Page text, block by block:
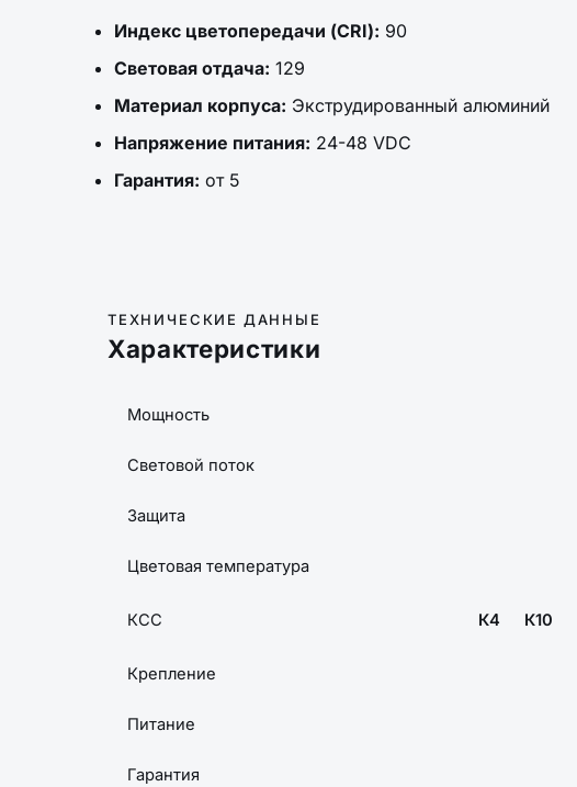
Индекс цветопередачи (CRI): 90
Световая отдача: 129
Материал корпуса: Экструдированный алюминий
Напряжение питания: 24-48 VDC
Гарантия: от 5
ТЕХНИЧЕСКИЕ ДАННЫЕ
Характеристики
Мощность
Световой поток
Защита
Цветовая температура
КСС К4 К10
Крепление
Питание
Гарантия